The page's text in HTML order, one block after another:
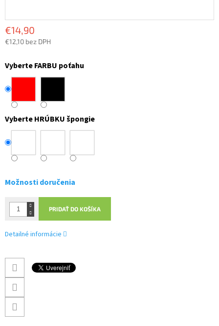
€14,90
€12,10 bez DPH
cena:
Vyberte FARBU poťahu
Vyberte HRÚBKU špongie
Možnosti doručenia
PRIDAŤ DO KOŠÍKA
Detailné informácie